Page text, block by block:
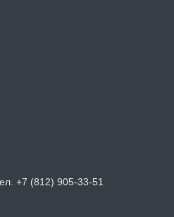
+7 (812) 905-33-51